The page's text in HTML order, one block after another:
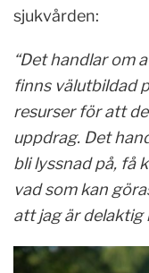
sjukvården:
“Det handlar om
finns välutbildad
resurser för att
uppdrag. Det
bli lyssnad på, få
vad som kan
att jag är delaktig